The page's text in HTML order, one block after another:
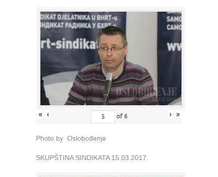
« ‹ of 6 › »
Photo by Oslobođenje
SKUPŠTINA SINDIKATA 15.03.2017.